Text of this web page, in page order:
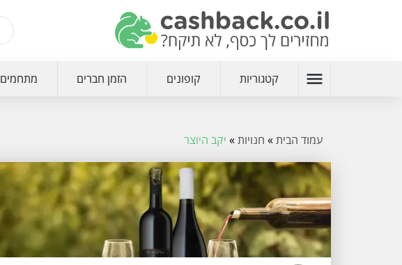
menu קטגוריות קופונים הזמן חברים מתחמים
עמוד הבית» חנויות» יקב היוצר